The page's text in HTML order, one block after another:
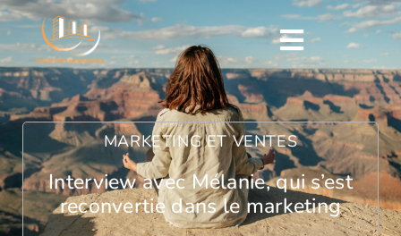
MARKETING ET VENTES
Interview avec Mélanie, qui s’est
reconvertie dans le marketing